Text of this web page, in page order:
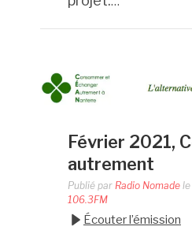
Février 2021,
autrement
Publié par Radio Nomadele
106.3FM
Écouter l’émission